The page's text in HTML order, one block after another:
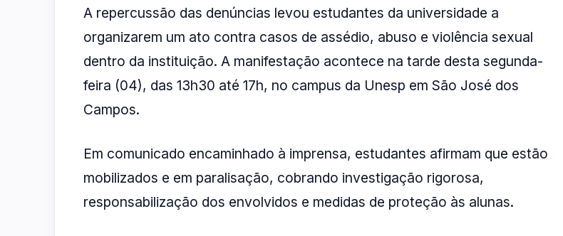
A repercussão das denúncias levou estudantes da universidade a
organizarem um ato contra casos de assédio, abuso e violência sexual
dentro da instituição. A manifestação acontece na tarde desta segunda-
feira (04), das 13h30 até 17h, no campus da Unesp em São José dos
Campos.
Em comunicado encaminhado à imprensa, estudantes afirmam que estão
mobilizados e em paralisação, cobrando investigação rigorosa,
responsabilização dos envolvidos e medidas de proteção às alunas.